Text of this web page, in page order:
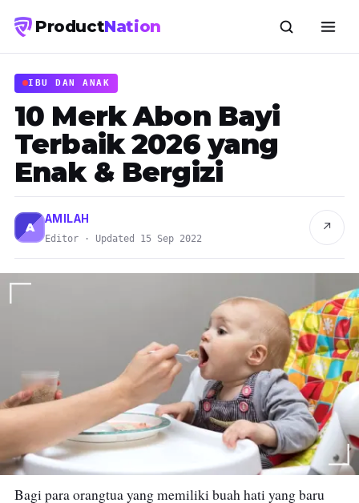
ProductNation
IBU DAN ANAK
10 Merk Abon Bayi
Terbaik 2026 yang
Enak & Bergizi
A
AMILAH
Editor · Updated 15 Sep 2022
↗
Bagi para orangtua yang memiliki buah hati yang baru